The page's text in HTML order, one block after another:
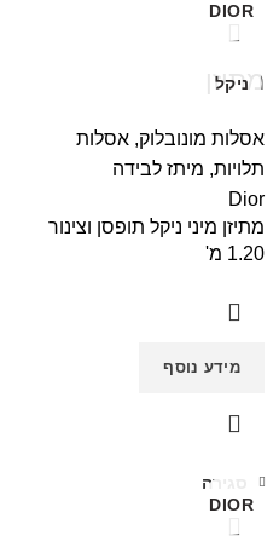
DIOR
ניקל
מתיזן
אסלות מונובלוק, אסלות
תלויות, מיתז לבידה
Dior
מתיזן מיני ניקל תופסן וצינור
1.20 מ'
מידע נוסף
DIOR
סגירה